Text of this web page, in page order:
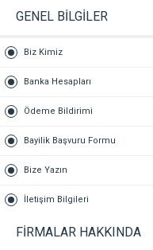
GENEL BİLGİLER
Biz Kimiz
Banka Hesapları
Ödeme Bildirimi
Bayilik Başvuru Formu
Bize Yazın
İletişim Bilgileri
FİRMALAR HAKKINDA